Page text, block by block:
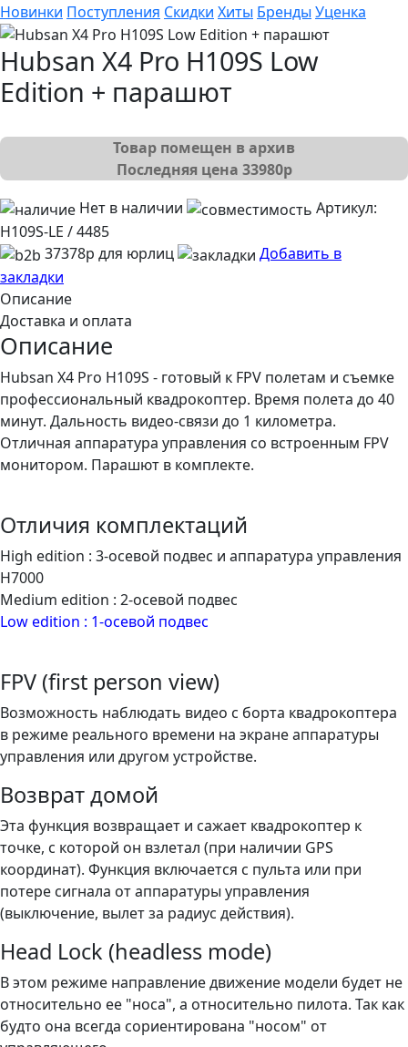
Новинки Поступления Скидки Хиты Бренды Уценка
Hubsan X4 Pro H109S Low
Edition + парашют
Товар помещен в архив
Последняя цена 33980р
Нет в наличии
Артикул:
H109S-LE / 4485
37378р для юрлиц
Добавить в
закладки
Описание
Доставка и оплата
Описание
Hubsan X4 Pro H109S - готовый к FPV полетам и съемке
профессиональный квадрокоптер. Время полета до 40
минут. Дальность видео-связи до 1 километра.
Отличная аппаратура управления со встроенным FPV
монитором. Парашют в комплекте.
Отличия комплектаций
High edition : 3-осевой подвес и аппаратура управления
H7000
Medium edition : 2-осевой подвес
Low edition : 1-осевой подвес
FPV (first person view)
Возможность наблюдать видео с борта квадрокоптера
в режиме реального времени на экране аппаратуры
управления или другом устройстве.
Возврат домой
Эта функция возвращает и сажает квадрокоптер к
точке, с которой он взлетал (при наличии GPS
координат). Функция включается с пульта или при
потере сигнала от аппаратуры управления
(выключение, вылет за радиус действия).
Head Lock (headless mode)
В этом режиме направление движение модели будет не
относительно ее "носа", а относительно пилота. Так как
будто она всегда сориентирована "носом" от